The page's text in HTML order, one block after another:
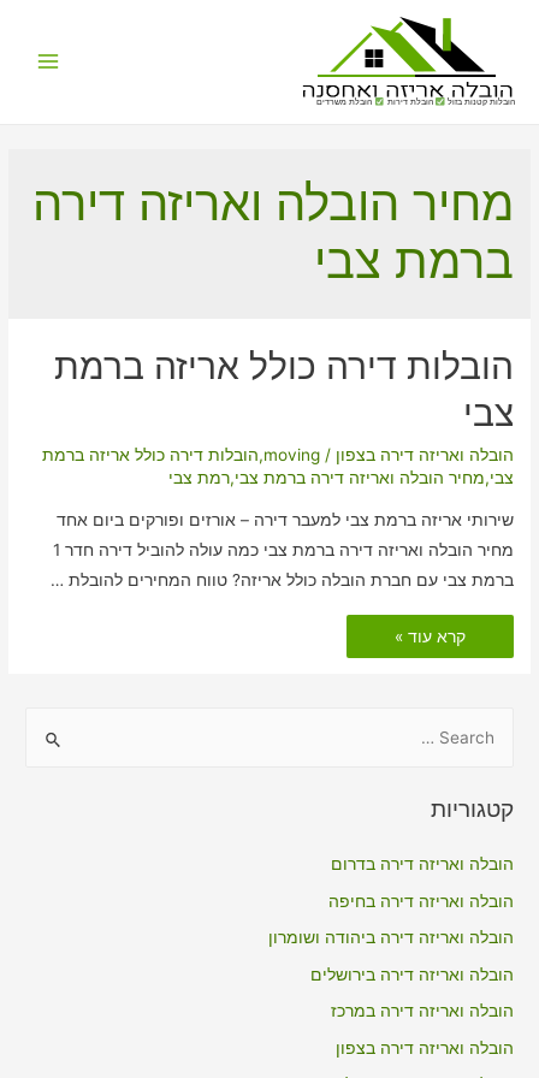
הובלות קטנות בזול הובלת דירות הובלת משרדים
מחיר הובלה ואריזה דירה
ברמת צבי
הובלות דירה כולל אריזה ברמת
צבי
הובלה ואריזה דירה בצפון /
moving
,הובלות דירה כולל אריזה ברמת
צבי,מחיר הובלה ואריזה דירה ברמת צבי,רמת צבי
שירותי אריזה ברמת צבי למעבר דירה – אורזים ופורקים ביום אחד
מחיר הובלה ואריזה דירה ברמת צבי כמה עולה להוביל דירה חדר 1
ברמת צבי עם חברת הובלה כולל אריזה? טווח המחירים להובלת …
הובלות
דירה
כולל
קרא עוד »
r
o
r
:
קטגוריות
הובלה ואריזה דירה בדרום
הובלה ואריזה דירה בחיפה
הובלה ואריזה דירה ביהודה ושומרון
הובלה ואריזה דירה בירושלים
הובלה ואריזה דירה במרכז
הובלה ואריזה דירה בצפון